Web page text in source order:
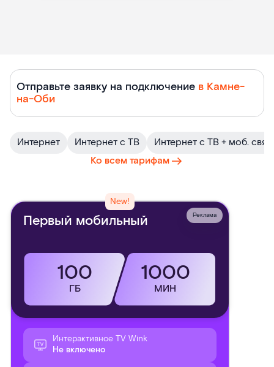
Отправьте заявку на подключение в Камне-
на-Оби
Тарифы
Ростелеком
Интернет Интернет с ТВ
Интернет с ТВ + моб.
Ко всем тарифам
New!
Первый мобильный
100
ГБ
1000
МИН
Интерактивное TV Wink
Не включено
Реклама